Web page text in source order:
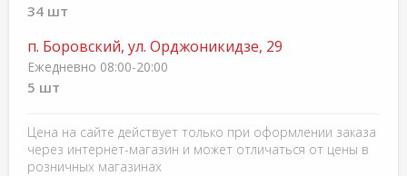
34 шт
п. Боровский, ул. Орджоникидзе, 29
Ежедневно 08:00-20:00
5 шт
Цена на сайте действует только при оформлении заказа
через интернет-магазин и может отличаться от цены в
розничных магазинах